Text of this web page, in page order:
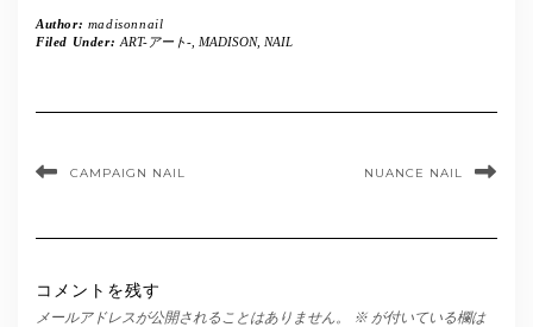
Author: madisonnail
Filed Under: ART-アート-, MADISON, NAIL
CAMPAIGN NAIL NUANCE NAIL
コメントを残す
メールアドレスが公開されることはありません。 ※ が付いている欄は